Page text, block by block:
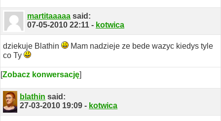
martitaaaaa said:
07-05-2010 22:11 - kotwica
dziekuje Blathin
Mam nadzieje ze bede wazyc kiedys tyle
co Ty
[Zobacz konwersację]
blathin said:
27-03-2010 19:09 - kotwica